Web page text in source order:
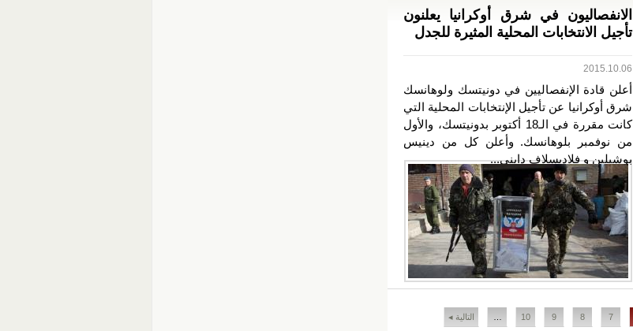
الانفصاليون في شرق أوكرانيا يعلنون
تأجيل الانتخابات المحلية المثيرة للجدل
2015.10.06
أعلن قادة الإنفصاليين في دونيتسك ولوهانسك
شرق أوكرانيا عن تأجيل الإنتخابات المحلية التي
كانت مقررة في الـ18 أكتوبر بدونيتسك، والأول
من نوفمبر بلوهانسك. وأعلن كل من دينيس
بوشيلين و فلاديسلاف دايني...
7
8
9
10 التالية ◂